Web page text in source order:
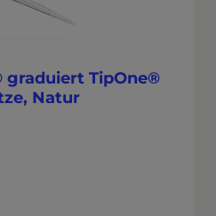
graduiert TipOne®
Natur